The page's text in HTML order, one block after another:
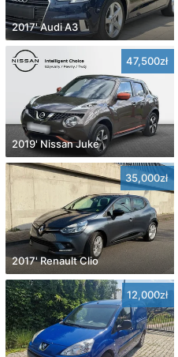
2017' Audi A3
47,500zł
2019' Nissan Juke
35,000zł
2017' Renault Clio
12,000zł